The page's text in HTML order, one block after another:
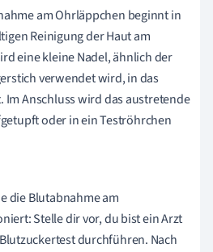
am Ohrläppchen beginnt in
Reinigung der Haut am
eine kleine Nadel, ähnlich der
verwendet wird, in das
Anschluss wird das austretende
oder in ein Teströhrchen
die Blutabnahme am
Stelle dir vor, du bist ein Arzt
durchführen. Nach